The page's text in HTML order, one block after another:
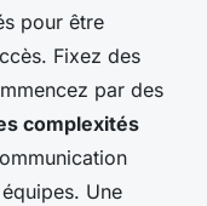
pour être
Fixez des
par des
complexités
Une